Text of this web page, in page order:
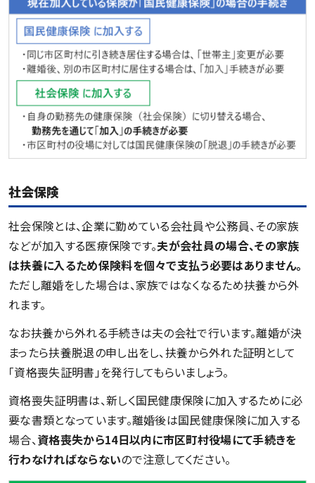
社会保険
社会保険とは、企業に勤めている会社員や公務員、その家族
などが加入する医療保険です。夫が会社員の場合、その家族
は扶養に入るため保険料を個々で支払う必要はありません。
ただし離婚をした場合は、家族ではなくなるため扶養から外
れます。
なお扶養から外れる手続きは夫の会社で行います。離婚が決
まったら扶養脱退の申し出をし、扶養から外れた証明として
「資格喪失証明書」を発行してもらいましょう。
資格喪失証明書は、新しく国民健康保険に加入するために必
要な書類となっています。離婚後は国民健康保険に加入する
場合、資格喪失から14日以内に市区町村役場にて手続きを
行わなければならないので注意してください。